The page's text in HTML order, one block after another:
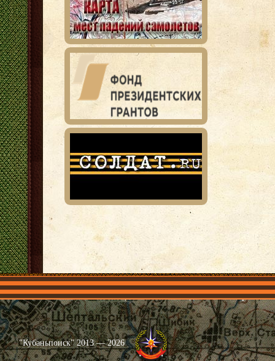
Главная Имена Общественные объединения Проекты
"Кубаньпоиск" 2013 — 2026